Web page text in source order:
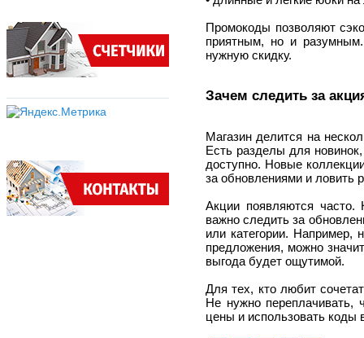
Промокоды позволяют
приятным, но и
нужную скидку.
Зачем следить за
Магазин делится на
Есть разделы для
доступно. Новые
за обновлениями и ловить
Акции появляются
важно следить за
или категории. Например,
предложения, можно
выгода будет ощутимой.
Для тех, кто любит
Не нужно переплачивать,
цены и использовать коды